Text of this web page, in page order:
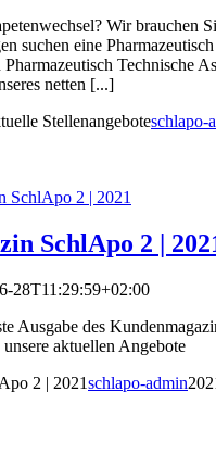
Wir brauchen
suchen eine
Technische
netten [...]
Stellenangeboteschlapo-
SchlApo 2 | 2021
SchlApo 2 |
28T11:29:59+02:00
Ausgabe des
aktuellen Angebote
2 | 2021schlapo-admin